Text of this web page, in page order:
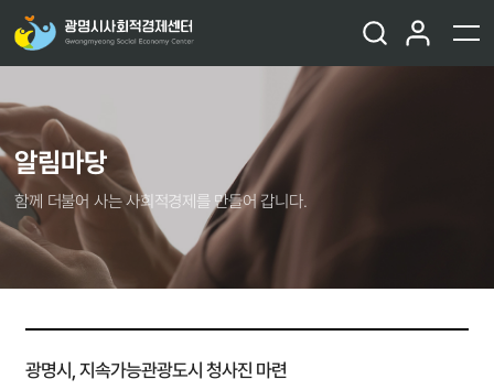
알림마당
함께 더불어 사는 사회적경제를 만들어 갑니다.
광명시, 지속가능관광도시 청사진 마련